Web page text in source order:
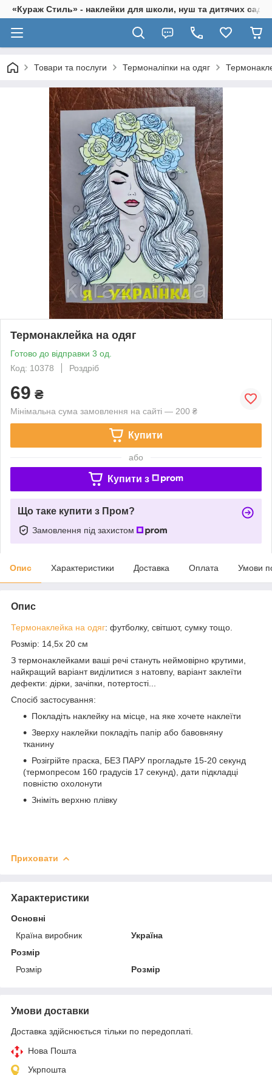
«Кураж Стиль» - наклейки для школи, нуш та дитячих
Товари та послуги Термоналіпки на одяг
Термонаклейка на одяг
Готово до відправки 3 од.
Код: 10378
Роздріб
69 ₴
Мінімальна сума замовлення на сайті — 200 ₴
Купити
або
Купити з
Що таке купити з Пром?
Замовлення під захистом
Опис Характеристики Доставка Оплата Умови
Опис
Термонаклейка на одяг: футболку, світшот, сумку тощо.
Розмір: 14,5х 20 см
З термонаклейками ваші речі стануть неймовірно крутими,
найкращий варіант виділитися з натовпу, варіант заклеїти
дефекти: дірки, зачіпки, потертості...
Спосіб застосування:
Покладіть наклейку на місце, на яке хочете наклеїти
Зверху наклейки покладіть папір або бавовняну
тканину
Розігрійте праска, БЕЗ ПАРУ прогладьте 15-20 секунд
(термопресом 160 градусів 17 секунд), дати підкладці
повністю охолонути
Зніміть верхню плівку
Приховати
Характеристики
Основні
Країна виробник
Україна
Розмір
Розмір
Розмір
Умови доставки
Доставка здійснюється тільки по передоплаті.
Нова Пошта
Укрпошта